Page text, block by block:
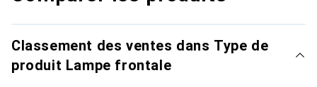
Classement des ventes dans Type de
produit Lampe frontale